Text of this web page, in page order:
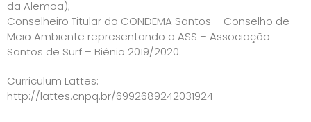
da Alemoa);
Conselheiro Titular do CONDEMA Santos – Conselho de
Meio Ambiente representando a ASS – Associação
Santos de Surf – Biênio 2019/2020.
Curriculum Lattes:
http://lattes.cnpq.br/6992689242031924